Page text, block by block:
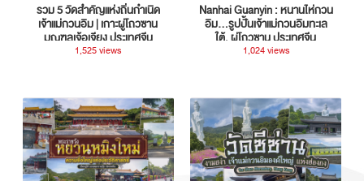
รวม 5 วัดสำคัญแห่งถิ่นกำเนิด
เจ้าแม่กวนอิม | เกาะผู่โถวซาน
มณฑลเจ้อเจียง ประเทศจีน
1,525 views
Nanhai Guanyin : หนานไห่กวน
อิม...รูปปั้นเจ้าแม่กวนอิมทะเล
ใต้, ผู่โถวซาน ประเทศจีน
1,024 views